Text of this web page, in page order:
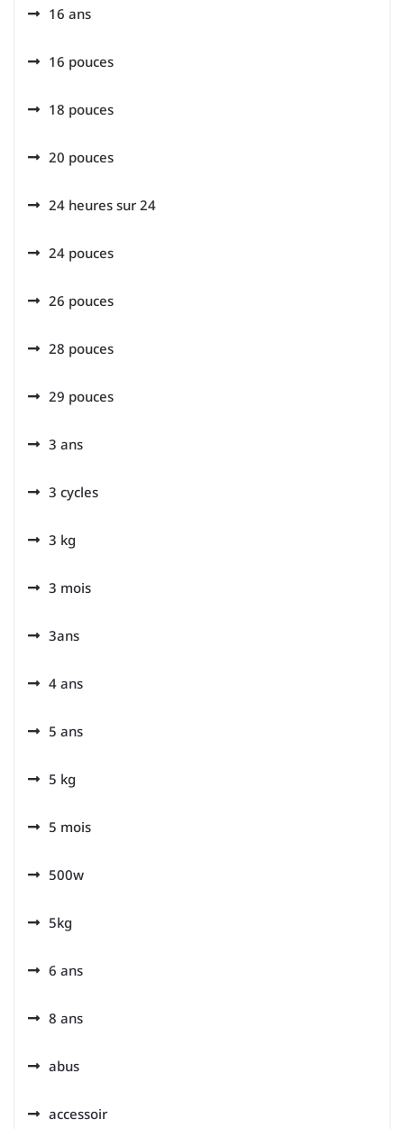
16 ans
16 pouces
18 pouces
20 pouces
24 heures sur 24
24 pouces
26 pouces
28 pouces
29 pouces
3 ans
3 cycles
3 kg
3 mois
3ans
4 ans
5 ans
5 kg
5 mois
500w
5kg
6 ans
8 ans
abus
accessoir